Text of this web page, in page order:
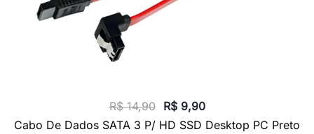
R$14,90
O
preço
R$9,90O
preço
Cabo De Dados SATA 3 P/ HD SSD Desktop PC Preto